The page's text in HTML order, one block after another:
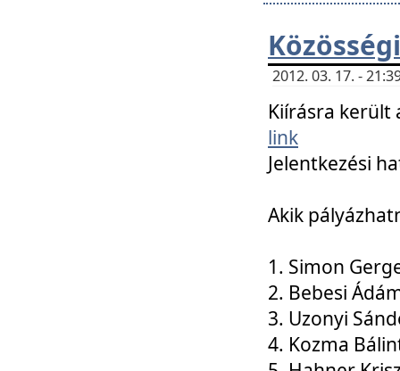
2012. 03. 17. -
Kiírásra került
link
Jelentkezési
Akik
1. Simon
2. Bebesi
3. Uzonyi
4. Kozma